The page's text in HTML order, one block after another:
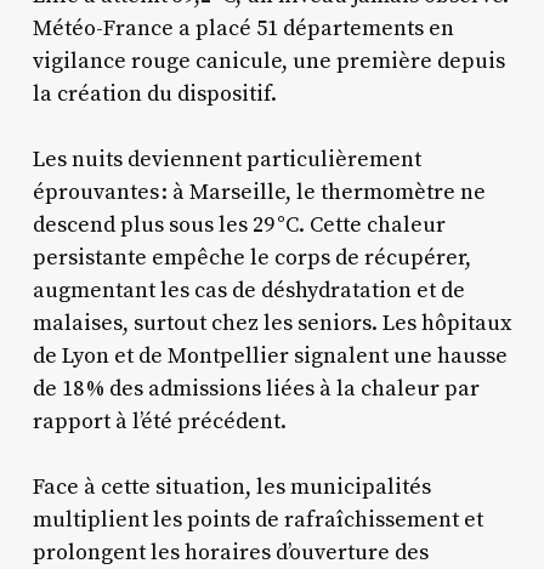
Météo-France a placé 51 départements en
vigilance rouge canicule, une première depuis
la création du dispositif.
Les nuits deviennent particulièrement
éprouvantes : à Marseille, le thermomètre ne
descend plus sous les 29 °C. Cette chaleur
persistante empêche le corps de récupérer,
augmentant les cas de déshydratation et de
malaises, surtout chez les seniors. Les hôpitaux
de Lyon et de Montpellier signalent une hausse
de 18 % des admissions liées à la chaleur par
rapport à l’été précédent.
Face à cette situation, les municipalités
multiplient les points de rafraîchissement et
prolongent les horaires d’ouverture des